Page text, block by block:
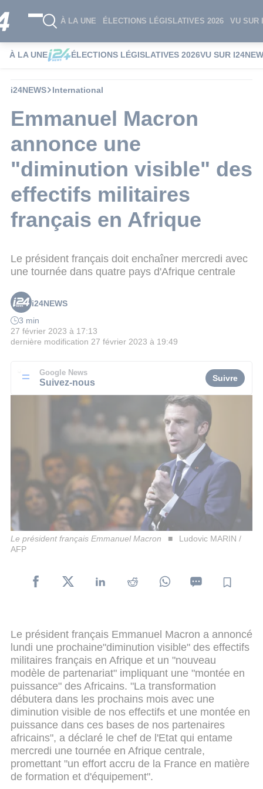
À LA UNE ÉLECTIONS LÉGISLATIVES 2026 VU SUR
À LA UNE ÉLECTIONS LÉGISLATIVES 2026VU SUR
i24NEWS International
Emmanuel Macron
annonce une
"diminution visible" des
effectifs militaires
français en Afrique
Le président français doit enchaîner mercredi avec
une tournée dans quatre pays d'Afrique centrale
i24NEWS
3 min
27 février 2023 à 17:13
dernière modification 27 février 2023 à 19:49
Google News
Suivez-nous Suivre
Le président français Emmanuel Macron
Ludovic MARIN /
AFP
Le président français Emmanuel Macron a annoncé
lundi une prochaine"diminution visible" des effectifs
militaires français en Afrique et un "nouveau
modèle de partenariat" impliquant une "montée en
puissance" des Africains. "La transformation
débutera dans les prochains mois avec une
diminution visible de nos effectifs et une montée en
puissance dans ces bases de nos partenaires
africains", a déclaré le chef de l'Etat qui entame
mercredi une tournée en Afrique centrale,
promettant "un effort accru de la France en matière
de formation et d'équipement".